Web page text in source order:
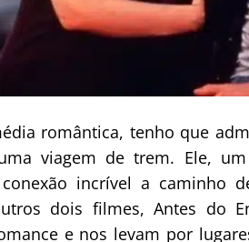
romântica, tenho que
viagem de trem. Ele,
incrível a caminho
dois filmes, Antes do
e nos levam por